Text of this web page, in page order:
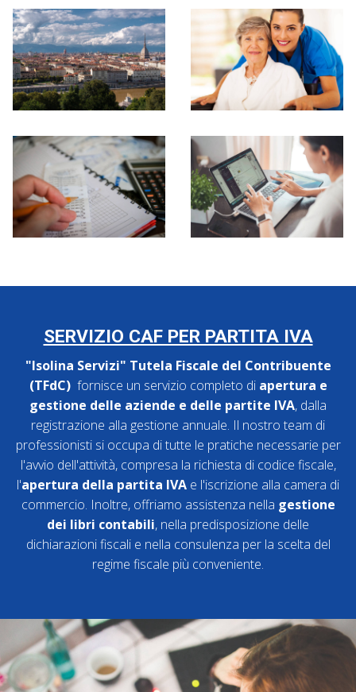
SERVIZIO CAF PER PARTITA IVA
"Isolina Servizi" Tutela Fiscale del Contribuente
(TFdC) fornisce un servizio completo diapertura e
gestione delle aziende e delle partite IVA, dalla
registrazione alla gestione annuale. Il nostro team di
professionisti si occupa di tutte le pratiche necessarie per
l'avvio dell'attività, compresa la richiesta di codice fiscale,
l'apertura della partita IVA e l'iscrizione alla camera di
commercio. Inoltre, offriamo assistenza nella gestione
dei libri contabili, nella predisposizione delle
dichiarazioni fiscali e nella consulenza per la scelta del
regime fiscale più conveniente.